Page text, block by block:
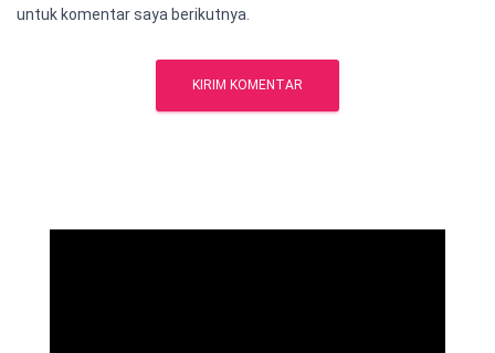
untuk komentar saya berikutnya.